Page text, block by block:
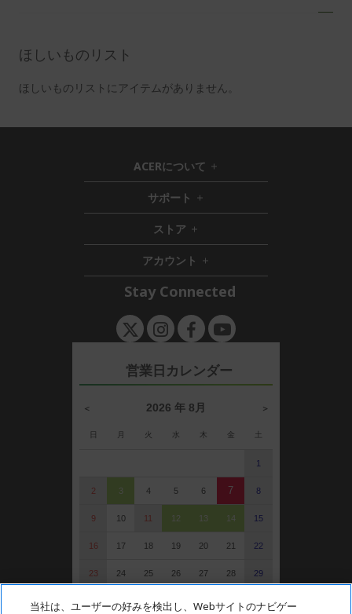
ジ
な
ー
ほしいものリスト
ほしいものリストにアイテムがありません。
ACERについて h
i
d
n
サポート
h
i
d
d
e
n
ストア h
i
d
d
e
アカウント
h
i
d
e
n
Stay Connected
営業日カレンダー
＞
＜ 2026 年 8月
日 月 火 水 木 金 土
1
2 3 4 5 6 7 8
9 10 11 12 13 14 15
16 17 18 19 20 21 22
23 24 25 26 27 28 29
30 31
当社は、ユーザーの好みを検出し、Webサイトのナビゲー